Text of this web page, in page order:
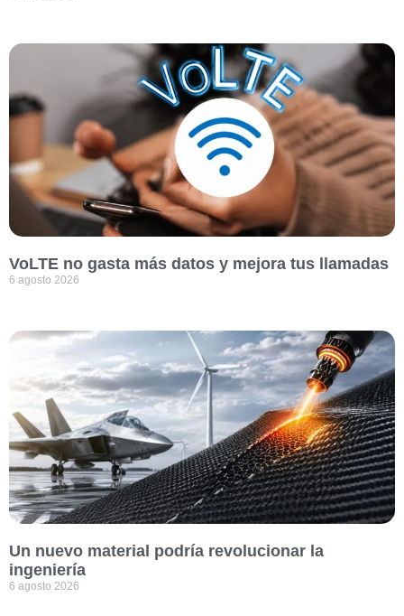
VoLTE no gasta más datos y mejora tus llamadas
6 agosto 2026
Un nuevo material podría revolucionar la
ingeniería
6 agosto 2026